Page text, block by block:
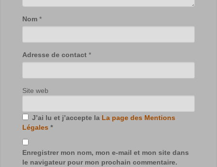
Nom *
Adresse de contact *
Site web
J’ai lu et j’accepte la La page des Mentions
Légales *
Enregistrer mon nom, mon e-mail et mon site dans
le navigateur pour mon prochain commentaire.